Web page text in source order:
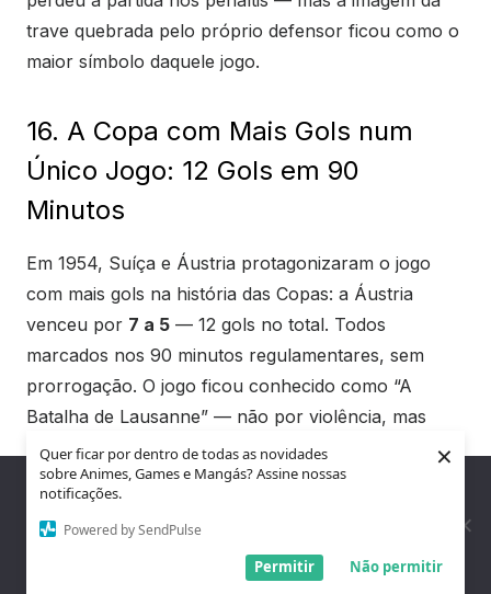
Quer ficar por dentro de todas as novidades
sobre Animes, Games e Mangás? Assine nossas
notificações.
Powered by SendPulse
Não permitir
Permitir
×
trave quebrada pelo próprio defensor ficou como o
maior símbolo daquele jogo.
16. A Copa com Mais Gols num
Único Jogo: 12 Gols em 90
Minutos
Em 1954, Suíça e Áustria protagonizaram o jogo
com mais gols na história das Copas: a Áustria
venceu por 7 a 5 — 12 gols no total. Todos
marcados nos 90 minutos regulamentares, sem
prorrogação. O jogo ficou conhecido como “A
Batalha de Lausanne” — não por violência, mas
pela intensidade absurda que 12 gols em uma
partida de Copa produzem.
A Copa de 1954 é realmente um capítulo à parte na
história do torneio — com a maior média de gols, os
Nós utilizamos cookies para garantir que você tenha a melhor
experiência em nosso site. Se você continua a usar este site,
assumimos que você está satisfeito.
Entendi!